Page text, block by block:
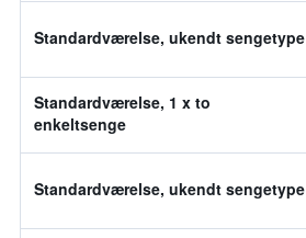
Standardværelse, ukendt sengetype
Standardværelse, 1 x to
enkeltsenge
Standardværelse, ukendt sengetype